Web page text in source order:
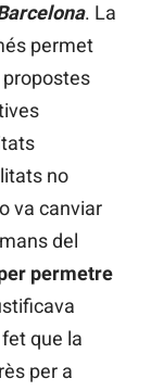
. La
permet
propostes
no
va canviar
del
permetre
que la
per a